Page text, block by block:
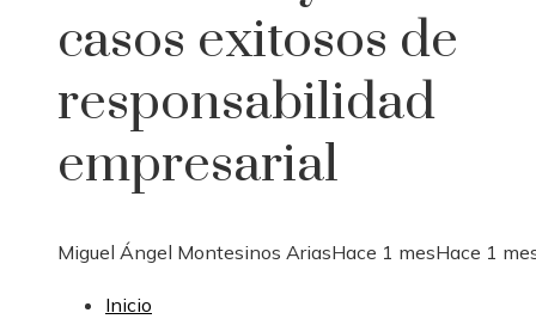
casos exitosos de
responsabilidad
empresarial
Miguel Ángel Montesinos AriasHace 1 mesHace 1
Inicio